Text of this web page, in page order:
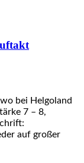
bei Helgoland
7 – 8,
auf großer